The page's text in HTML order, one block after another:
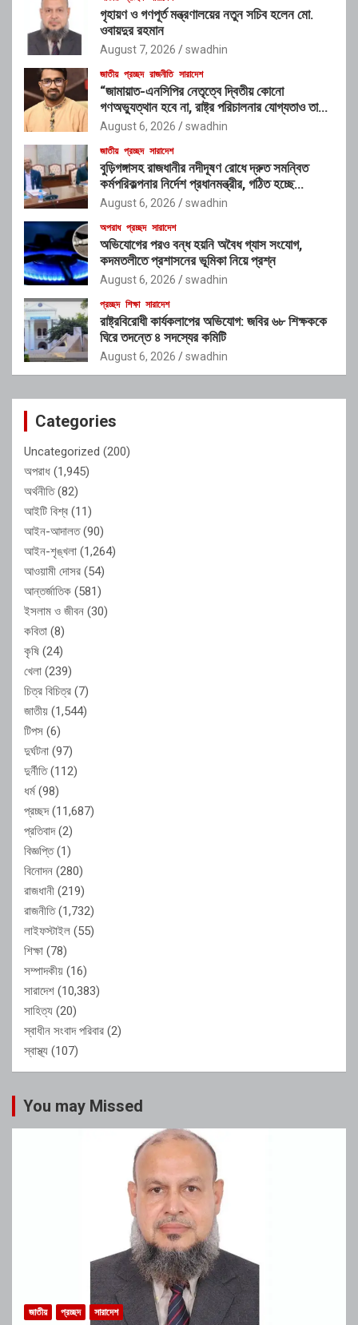
গৃহায়ণ ও গণপূর্ত মন্ত্রণালয়ের নতুন সচিব হলেন মো.
ওবায়দুর রহমান
August 7, 2026 swadhin
জাতীয় প্রচ্ছদ রাজনীতি সারাদেশ
“জামায়াত-এনসিপির নেতৃত্বে দ্বিতীয় কোনো
গণঅভ্যুত্থান হবে না, রাষ্ট্র পরিচালনার যোগ্যতাও তাদের
নেই”: রাশেদ খাঁনের
August 6, 2026 swadhin
জাতীয় প্রচ্ছদ সারাদেশ
বুড়িগঙ্গাসহ রাজধানীর নদীদূষণ রোধে দ্রুত সমন্বিত
কর্মপরিকল্পনার নির্দেশ প্রধানমন্ত্রীর, গঠিত হচ্ছে
আন্তঃসংস্থা সমন্বয় কমিটি
August 6, 2026 swadhin
অপরাধ প্রচ্ছদ সারাদেশ
অভিযোগের পরও বন্ধ হয়নি অবৈধ গ্যাস সংযোগ,
কদমতলীতে প্রশাসনের ভূমিকা নিয়ে প্রশ্ন
August 6, 2026 swadhin
প্রচ্ছদ শিক্ষা সারাদেশ
রাষ্ট্রবিরোধী কার্যকলাপের অভিযোগ: জবির ৬৮ শিক্ষককে
ঘিরে তদন্তে ৪ সদস্যের কমিটি
August 6, 2026 swadhin
Categories
Uncategorized (200)
অপরাধ (1,945)
অর্থনীতি(82)
আইটি বিশ্ব (11)
আইন-আদালত(90)
আইন-শৃঙ্খলা (1,264)
আওয়ামী দোসর (54)
আন্তর্জাতিক (581)
ইসলাম ও জীবন (30)
কবিতা (8)
কৃষি (24)
খেলা (239)
চিত্র বিচিত্র (7)
জাতীয় (1,544)
টিপস (6)
দুর্ঘটনা (97)
দুর্নীতি(112)
ধর্ম(98)
প্রচ্ছদ(11,687)
প্রতিবাদ(2)
বিজ্ঞপ্তি(1)
বিনোদন (280)
রাজধানী (219)
রাজনীতি(1,732)
লাইফস্টাইল (55)
শিক্ষা (78)
সম্পাদকীয় (16)
সারাদেশ (10,383)
সাহিত্য (20)
স্বাধীন সংবাদ পরিবার (2)
স্বাস্থ্য (107)
You may Missed
জাতীয় প্রচ্ছদ সারাদেশ